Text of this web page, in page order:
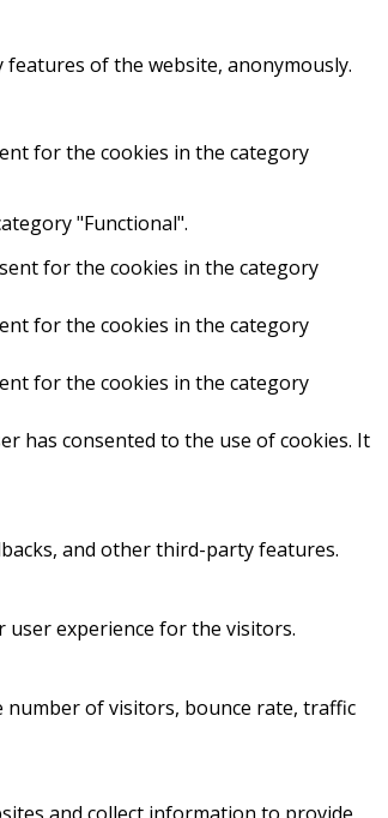
of the website, anonymously.
for the cookies in the category
"Functional".
for the cookies in the category
for the cookies in the category
for the cookies in the category
has consented to the use of cookies. It
and other third-party features.
user experience for the visitors.
number of visitors, bounce rate, traffic